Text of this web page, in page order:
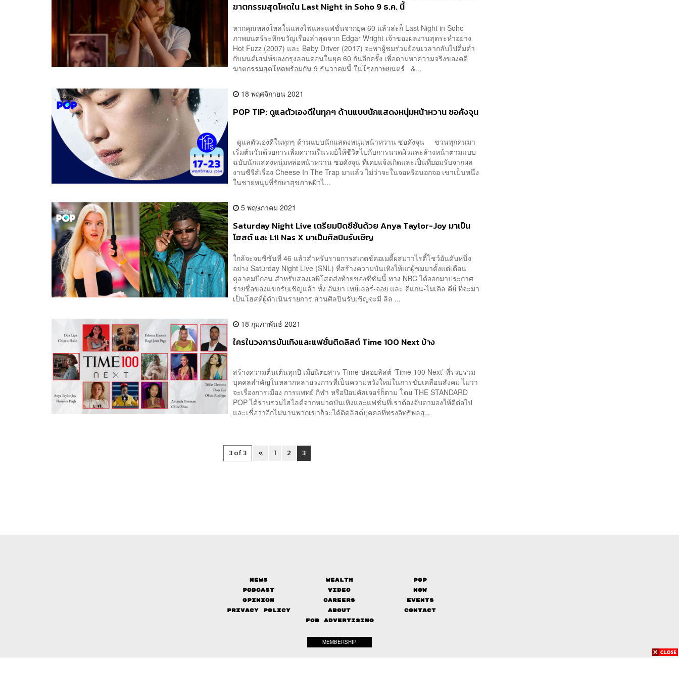
ฆาตกรรมสุดโหดใน Last Night in Soho 9 ธ.ค. นี้
หากคุณหลงใหลในแสงไฟและแฟชั่นจากยุค 60 แล้วล่ะก็ Last Night in Soho
ภาพยนตร์ระทึกขวัญเรื่องล่าสุดจาก Edgar Wright เจ้าของผลงานสุดระห่ำอย่าง
Hot Fuzz (2007) และ Baby Driver (2017) จะพาผู้ชมร่วมย้อนเวลากลับไปดื่มด่ำ
กับมนต์เสน่ห์ของกรุงลอนดอนในยุค 60 กันอีกครั้ง เพื่อตามหาความจริงของคดี
ฆาตกรรมสุดโหดพร้อมกัน 9 ธันวาคมนี้ ในโรงภาพยนตร์ &...
18 พฤศจิกายน 2021
POP TIP: ดูแลตัวเองดีในทุกๆ ด้านแบบนักแสดงหนุ่มหน้าหวาน ซอคังจุน
ดูแลตัวเองดีในทุกๆ ด้านแบบนักแสดงหนุ่มหน้าหวาน ซอคังจุน ชวนทุกคนมา
เริ่มต้นวันด้วยการเพิ่มความรื่นรมย์ให้ชีวิตไปกับการนวดผิวและล้างหน้าตามแบบ
ฉบับนักแสดงหนุ่มหล่อหน้าหวาน ซอคังจุน ที่เคยแจ้งเกิดและเป็นที่ยอมรับจากผล
งานซีรีส์เรื่อง Cheese In The Trap มาแล้ว ไม่ว่าจะในจอหรือนอกจอ เขาเป็นหนึ่ง
ในชายหนุ่มที่รักษาสุขภาพผิวไ...
5 พฤษภาคม 2021
Saturday Night Live เตรียมปิดซีซันด้วย Anya Taylor-Joy มาเป็น
โฮสต์ และ Lil Nas X มาเป็นศิลปินรับเชิญ
ใกล้จะจบซีซันที่ 46 แล้วสำหรับรายการสเกตช์คอเมดี้ผสมวาไรตี้โชว์อันดับหนึ่ง
อย่าง Saturday Night Live (SNL) ที่สร้างความบันเทิงให้แก่ผู้ชมมาตั้งแต่เดือน
ตุลาคมปีก่อน สำหรับสองเอพิโสดส่งท้ายของซีซันนี้ ทาง NBC ได้ออกมาประกาศ
รายชื่อของแขกรับเชิญแล้ว ทั้ง อันยา เทย์เลอร์-จอย และ คีแกน-ไมเคิล คีย์ ที่จะมา
เป็นโฮสต์ผู้ดำเนินรายการ ส่วนศิลปินรับเชิญจะมี ลิล ...
18 กุมภาพันธ์ 2021
ใครในวงการบันเทิงและแฟชั่นติดลิสต์ Time 100 Next บ้าง
สร้างความตื่นเต้นทุกปี เมื่อนิตยสาร Time ปล่อยลิสต์ ‘Time 100 Next’ ที่รวบรวม
บุคคลสำคัญในหลากหลายวงการที่เป็นความหวังใหม่ในการขับเคลื่อนสังคม ไม่ว่า
จะเรื่องการเมือง การแพทย์ กีฬา หรือป๊อปคัลเจอร์ก็ตาม โดย THE STANDARD
POP ได้รวบรวมไฮไลต์จากหมวดบันเทิงและแฟชั่นที่เราต้องจับตามองให้ดีต่อไป
และเชื่อว่าอีกไม่นานพวกเขาก็จะได้ติดลิสต์บุคคลที่ทรงอิทธิพลสุ...
3 of 3 « 1 2 3
News Wealth
Pop
Podcast
Video
Now
Opinion
Careers
Events
Privacy Policy
About
Contact
FOR ADVERTISING
MEMBERSHIP